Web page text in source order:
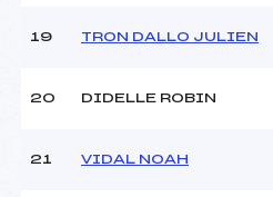
19 TRON DALLO JULIEN
20 DIDELLE ROBIN
21 VIDAL NOAH